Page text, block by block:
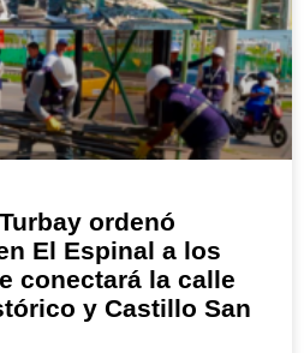
ordenó
El Espinal a los
conectará la calle
y Castillo San